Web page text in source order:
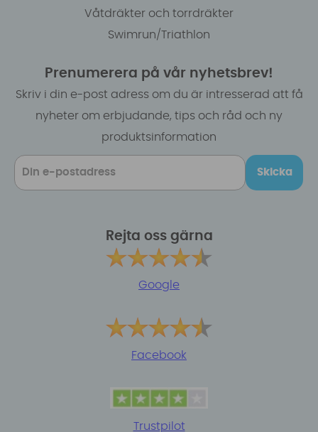
Våtdräkter och torrdräkter
Swimrun/Triathlon
Prenumerera på vår nyhetsbrev!
Skriv i din e-post adress om du är intresserad att få
nyheter om erbjudande, tips och råd och ny
produktsinformation
Skicka
Rejta oss gärna
Google
Facebook
Trustpilot